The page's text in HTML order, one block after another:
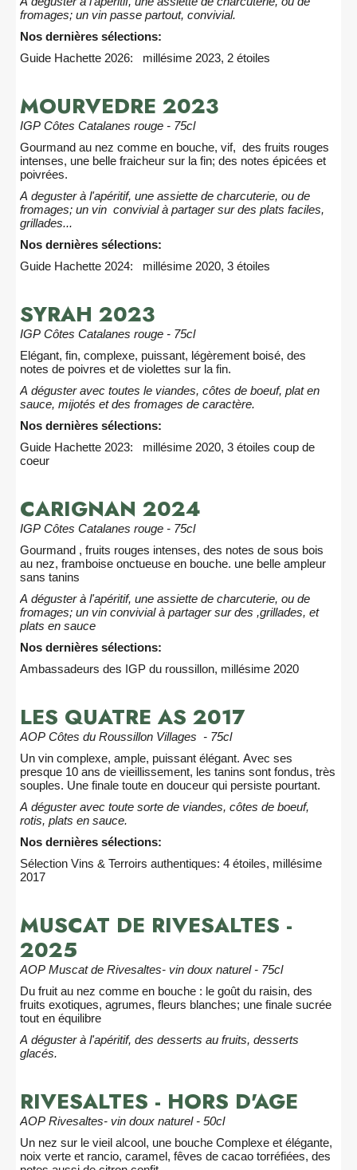
fromages; un vin passe partout, convivial.
Nos dernières sélections:
Guide Hachette 2026: millésime 2023, 2 étoiles
MOURVEDRE 2023
IGP Côtes Catalanes rouge - 75cl
Gourmand au nez comme en bouche, vif, des fruits rouges
intenses, une belle fraicheur sur la fin; des notes épicées et
poivrées.
A deguster à l'apéritif, une assiette de charcuterie, ou de
fromages; un vin convivial à partager sur des plats faciles,
grillades...
Nos dernières sélections:
Guide Hachette 2024: millésime 2020, 3 étoiles
SYRAH 2023
IGP Côtes Catalanes rouge - 75cl
Elégant, fin, complexe, puissant, légèrement boisé, des
notes de poivres et de violettes sur la fin.
A déguster avec toutes le viandes, côtes de boeuf, plat en
sauce, mijotés et des fromages de caractère.
Nos dernières sélections:
Guide Hachette 2023: millésime 2020, 3 étoiles coup de
coeur
CARIGNAN 2024
IGP Côtes Catalanes rouge - 75cl
Gourmand , fruits rouges intenses, des notes de sous bois
au nez, framboise onctueuse en bouche. une belle ampleur
sans tanins
A déguster à l'apéritif, une assiette de charcuterie, ou de
fromages; un vin convivial à partager sur des ,grillades, et
plats en sauce
Nos dernières sélections:
Ambassadeurs des IGP du roussillon, millésime 2020
LES QUATRE AS 2017
AOP Côtes du Roussillon Villages - 75cl
Un vin complexe, ample, puissant élégant. Avec ses
presque 10 ans de vieillissement, les tanins sont fondus, très
souples. Une finale toute en douceur qui persiste pourtant.
A déguster avec toute sorte de viandes, côtes de boeuf,
rotis, plats en sauce.
Nos dernières sélections:
Sélection Vins & Terroirs authentiques: 4 étoiles, millésime
2017
MUSCAT DE RIVESALTES -
2025
AOP Muscat de Rivesaltes- vin doux naturel - 75cl
Du fruit au nez comme en bouche : le goût du raisin, des
fruits exotiques, agrumes, fleurs blanches; une finale sucrée
tout en équilibre
A déguster à l'apéritif, des desserts au fruits, desserts
glacés.
RIVESALTES - HORS D'AGE
AOP Rivesaltes- vin doux naturel - 50cl
Un nez sur le vieil alcool, une bouche Complexe et élégante,
noix verte et rancio, caramel, fêves de cacao torréfiées, des